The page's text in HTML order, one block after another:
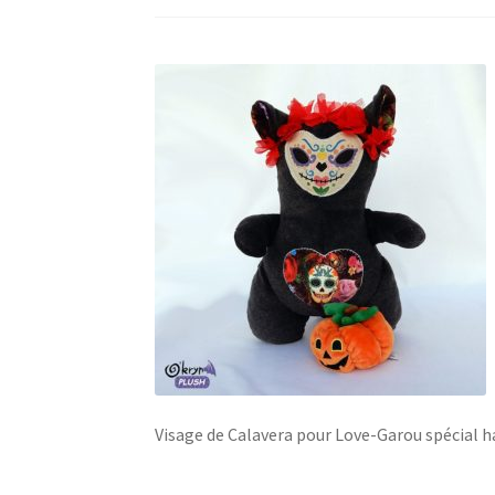
Visage de Calavera pour Love-Garou spécial